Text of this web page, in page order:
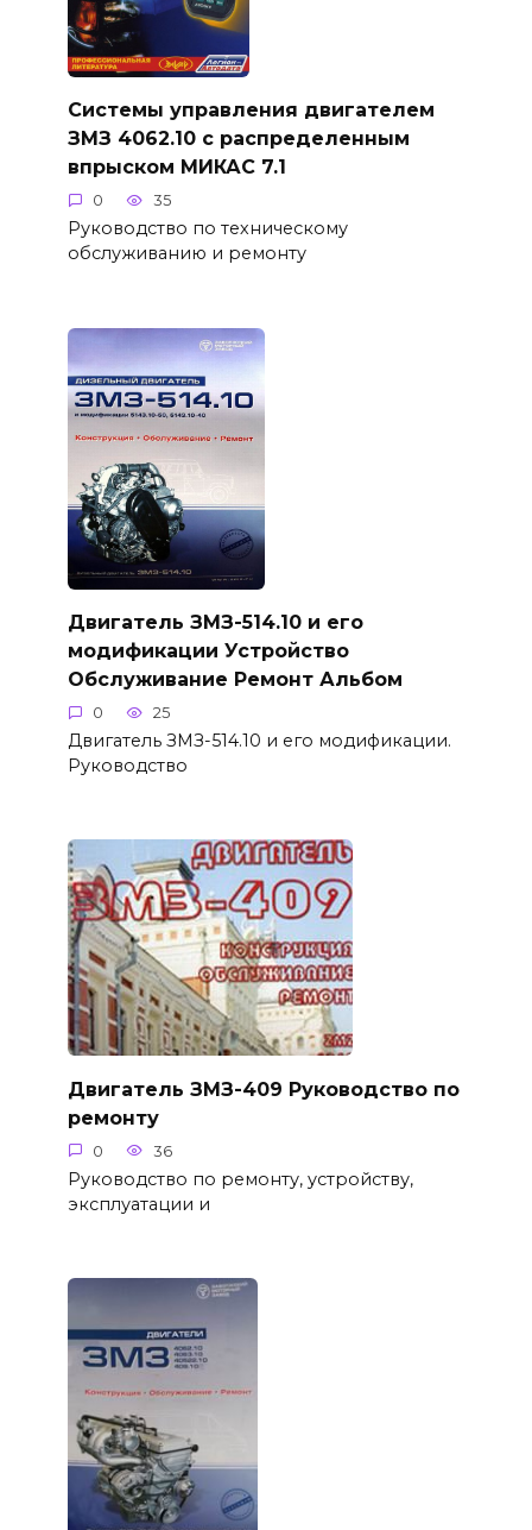
Системы управления двигателем
ЗМЗ 4062.10 с распределенным
впрыском МИКАС 7.1
0 35
Руководство по техническому
обслуживанию и ремонту
Двигатель ЗМЗ-514.10 и его
модификации Устройство
Обслуживание Ремонт Альбом
0 25
Двигатель ЗМЗ-514.10 и его модификации.
Руководство
Двигатель ЗМЗ-409 Руководство по
ремонту
0 36
Руководство по ремонту, устройству,
эксплуатации и